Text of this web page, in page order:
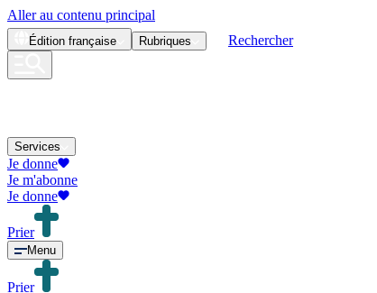
Aller au contenu principal
Édition française Rubriques Rechercher
Services
Je donne
Je m'abonne
Je donne
Prier
Menu
Prier